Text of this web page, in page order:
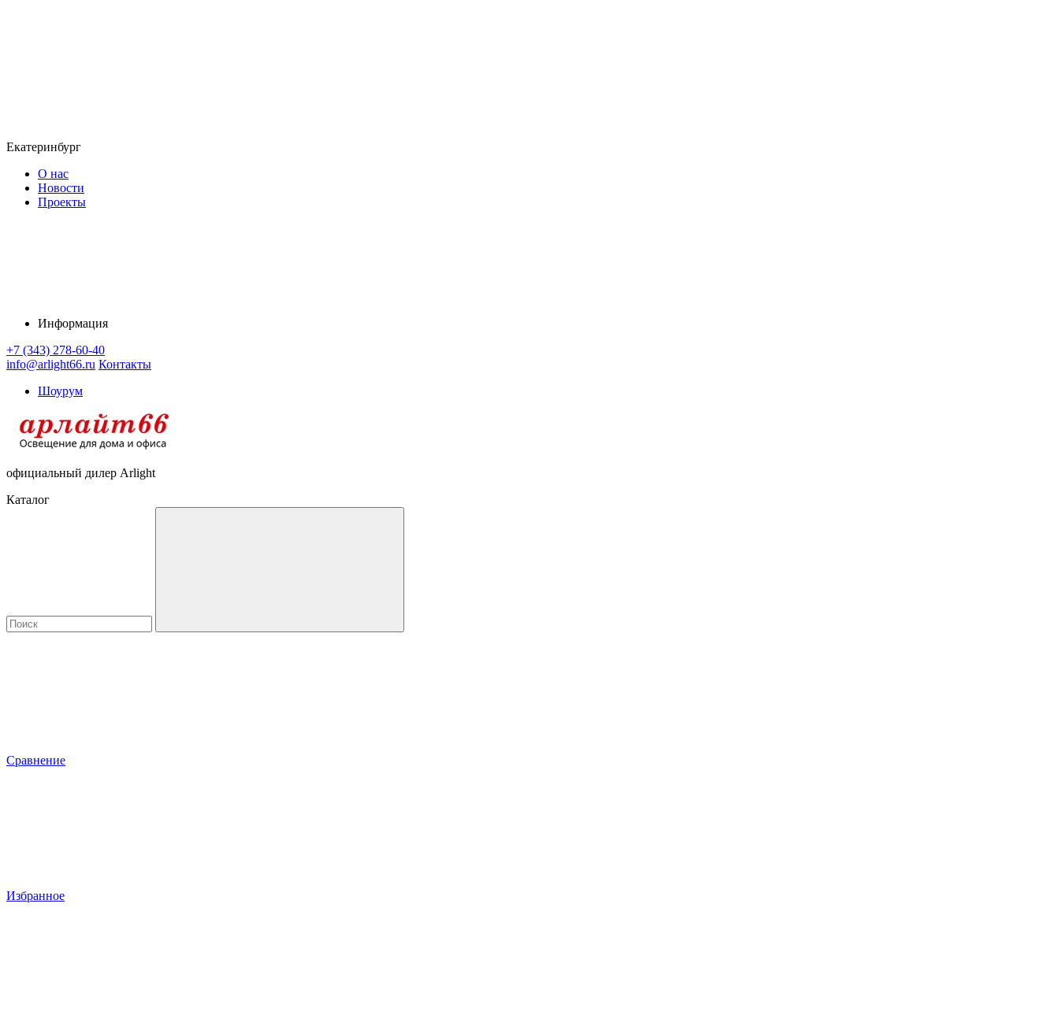
Екатеринбург
О нас
Новости
Проекты
Информация
+7 (343) 278-60-40
info@arlight66.ru Контакты
Шоурум
официальный дилер Arlight
Каталог
Сравнение
Избранное